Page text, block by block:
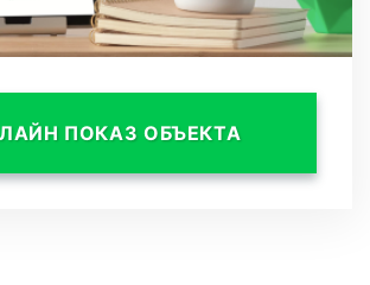
этажах расположены
также потрясающие
ПОКАЗ ОБЪЕКТА